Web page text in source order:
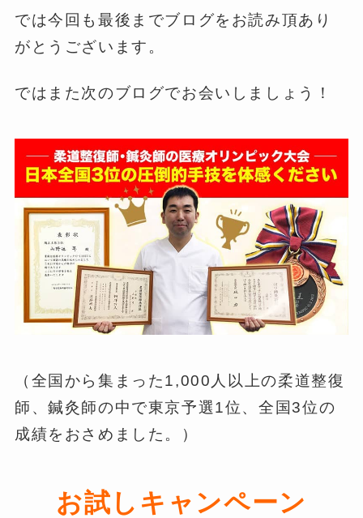
では今回も最後までブログをお読み頂あり
がとうございます。
ではまた次のブログでお会いしましょう！
（全国から集まった1,000人以上の柔道整復
師、鍼灸師の中で東京予選1位、全国3位の
成績をおさめました。）
お試しキャンペーン